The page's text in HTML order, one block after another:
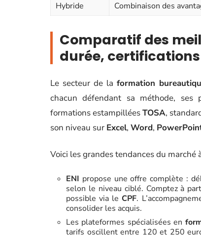
Hybride
Combinaison des
Comparatif des
durée, certifications
Le secteur de la formation
chacun défendant sa méthode,
formations estampilléesTOSA,
son niveau sur Excel, Word,
Voici les grandes tendances du marché
ENI propose une offre complète :
selon le niveau ciblé. Comptez à
possible via leCPF.
consolider les acquis.
Les plateformes spécialisées en
tarifs oscillent entre 120 et 250